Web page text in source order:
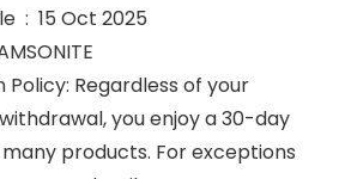
Date First Available ‏ : ‎ 15 Oct 2025
: ‎ SAMSONITE
Policy: Regardless of your
you enjoy a 30-day
products. For exceptions